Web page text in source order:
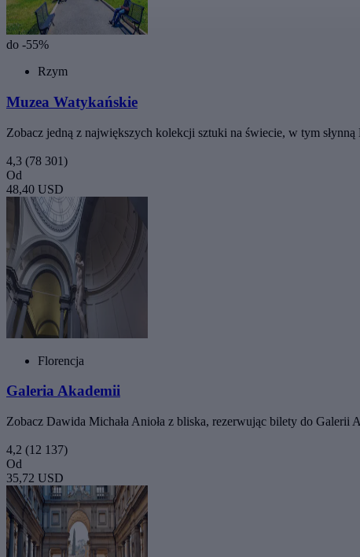
do -55%
Rzym
Muzea Watykańskie
Zobacz jedną z największych kolekcji sztuki na świecie, w tym słynną
4,3 (78 301)
Od
48,40 USD
Florencja
Galeria Akademii
Zobacz Dawida Michała Anioła z bliska, rezerwując bilety do
4,2 (12 137)
Od
35,72 USD